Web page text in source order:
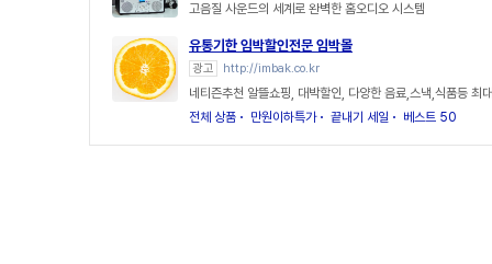
고음질 사운드의 세계로 완벽한 홈오디오 시스템
유통기한 임박할인전문 임박몰
광고 http://imbak.co.kr
네티즌추천 알뜰쇼핑, 대박할인, 다양한 음료,스낵,식품등 최
전체 상품
만원이하특가 끝내기 세일 베스트 50